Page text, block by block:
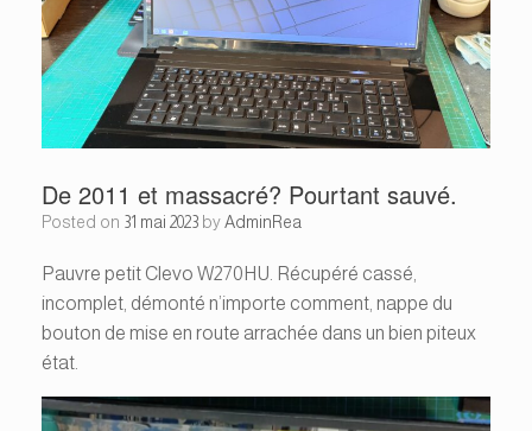
De 2011 et massacré? Pourtant sauvé.
Posted on 31 mai 2023 byAdminRea
Pauvre petit Clevo W270HU. Récupéré cassé,
incomplet, démonté n’importe comment, nappe du
bouton de mise en route arrachée dans un bien piteux
état.